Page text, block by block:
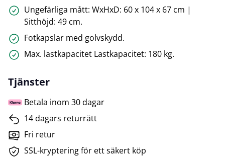
Ungefärliga mått: WxHxD: 60 x 104 x 67 cm |
Sitthöjd: 49 cm.
Fotkapslar med golvskydd.
Max. lastkapacitet Lastkapacitet: 180 kg.
Tjänster
Betala inom 30 dagar
14 dagars returrätt
Fri retur
SSL-kryptering för ett säkert köp